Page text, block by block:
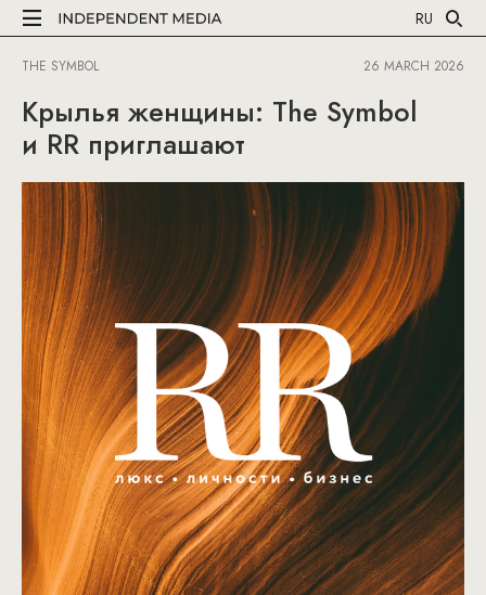
RU
THE SYMBOL 26 MARCH 2026
Крылья женщины: The Symbol
и RR приглашают